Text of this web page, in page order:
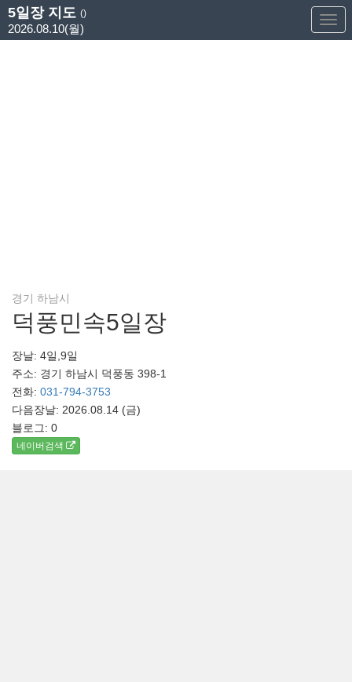
5일장 지도 ()
2026.08.10(월)
경기 하남시
덕풍민속5일장
장날: 4일,9일
주소: 경기 하남시 덕풍동 398-1
전화: 031-794-3753
다음장날: 2026.08.14 (금)
블로그: 0
네이버검색